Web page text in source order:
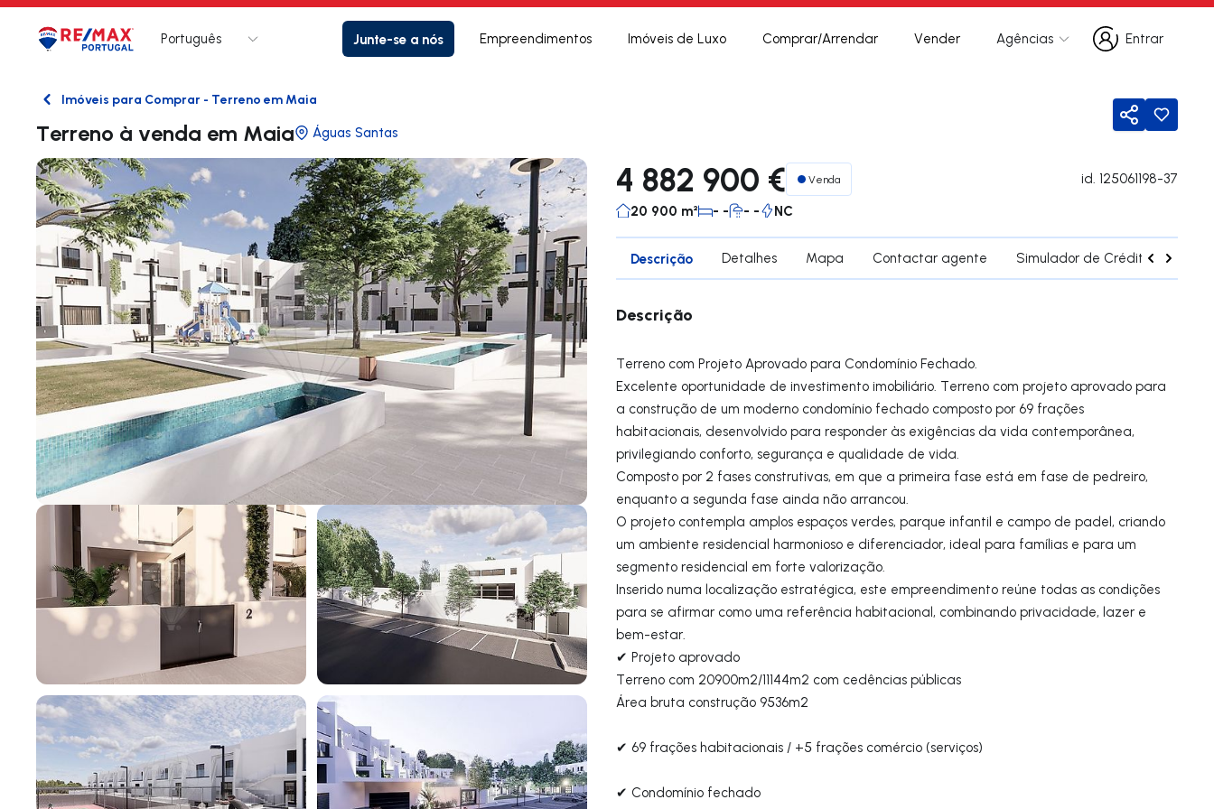
Logo Ir para página inicial
Português Junte-se a nós Empreendimentos Imóveis de Luxo Comprar/Arrendar Vender Agências
Entrar
Entrar
VoltarImóveis para Comprar - Terreno em Maia
Terreno à venda em Maia Águas Santas Partilhar
4 882 900 € Venda id. 125061198-37
20 900 m² - - - - NC
Descrição Detalhes Mapa Contactar agente Simulador de Crédito
Descrição
Terreno com Projeto Aprovado para Condomínio Fechado.
Excelente oportunidade de investimento imobiliário. Terreno com projeto aprovado para
a construção de um moderno condomínio fechado composto por 69 frações
habitacionais, desenvolvido para responder às exigências da vida contemporânea,
privilegiando conforto, segurança e qualidade de vida.
Composto por 2 fases construtivas, em que a primeira fase está em fase de pedreiro,
enquanto a segunda fase ainda não arrancou.
O projeto contempla amplos espaços verdes, parque infantil e campo de padel, criando
um ambiente residencial harmonioso e diferenciador, ideal para famílias e para um
segmento residencial em forte valorização.
Inserido numa localização estratégica, este empreendimento reúne todas as condições
para se afirmar como uma referência habitacional, combinando privacidade, lazer e
bem-estar.
✔ Projeto aprovado
Terreno com 20900m2/11144m2 com cedências públicas
Área bruta construção 9536m2
✔ 69 frações habitacionais / +5 frações comércio (serviços)
✔ Condomínio fechado